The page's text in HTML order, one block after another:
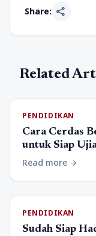
Share: share
Related
PENDIDIKAN
Cara Cerdas
untuk Siap
Read more arrow_forward
PENDIDIKAN
Sudah Siap